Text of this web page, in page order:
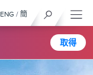
取得
ENG / 簡